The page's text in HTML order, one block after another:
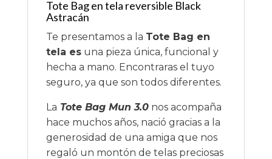
Tote Bag en tela reversible Black
Astracán
Te presentamos a la Tote Bag en
tela esuna pieza única, funcional y
hecha a mano. Encontraras el tuyo
seguro, ya que son todos diferentes.
La Tote Bag Mun 3.0nos acompaña
hace muchos años, nació gracias a la
generosidad de una amiga que nos
regaló un montón de telas preciosas